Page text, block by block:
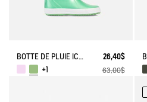
BOTTE DE PLUIE ICONIQUE LOLLY POP IRISÉE 26,40$
+1 63,00$